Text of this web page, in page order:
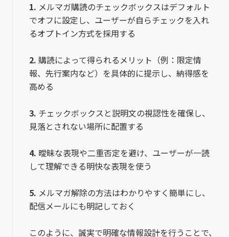
1. メルマガ購読のチェックボックスはデフォルト
でオフに設定し、ユーザーが自らチェックを入れ
るオプトイン方式を採用する
2. 購読によって得られるメリット（例：限定情
報、先行案内など）を具体的に提示し、納得感を
高める
3. チェックボックスと説明文の視認性を確保し、
見落とされない場所に配置する
4. 曖昧な表現や二重否定を避け、ユーザーが一読
して理解できる明快な表現を使う
5. メルマガ解除の方法はわかりやすく簡単にし、
配信メールにも明記しておく
このように、誠実で明確な情報設計を行うことで、